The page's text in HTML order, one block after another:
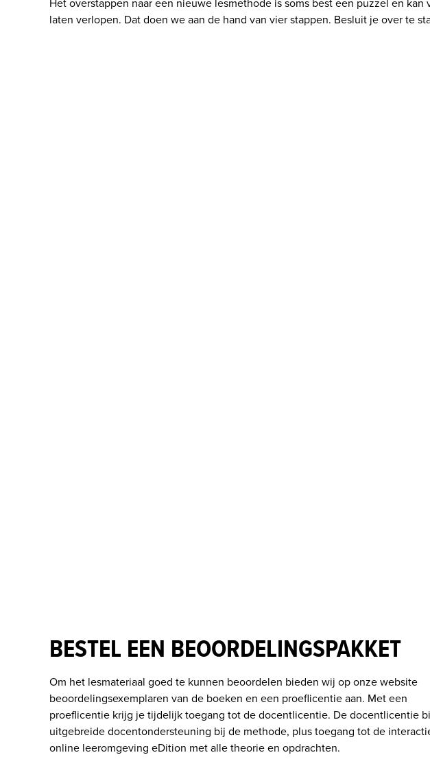
laten verlopen. Dat doen we aan de hand van vier stappen. Besluit je over te
BESTEL EEN BEOORDELINGSPAKKET
Om het lesmateriaal goed te kunnen beoordelen bieden wij op onze website
beoordelingsexemplaren van de boeken en een proeflicentie aan. Met een
proeflicentie krijg je tijdelijk toegang tot de docentlicentie. De docentlicentie
uitgebreide docentondersteuning bij de methode, plus toegang tot de
online leeromgeving eDition met alle theorie en opdrachten.